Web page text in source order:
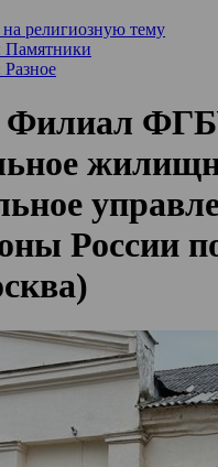
религиозную тему
Памятники
Разное
Филиал
России